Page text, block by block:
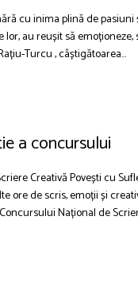
cu inima plină de
au reușit să emoționeze,
Turcu , câștigătoarea...
a concursului
Creativă Povești cu
ore de scris, emoții și
Național de